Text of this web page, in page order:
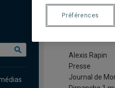
Alexis Rapin
Presse
Journal de
Préférences